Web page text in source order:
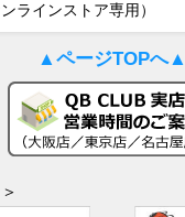
ラインストア専用）
▲ページTOPへ▲